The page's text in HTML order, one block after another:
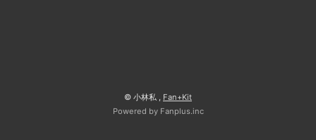
© 小林私 , Fan+Kit
Powered by Fanplus.inc